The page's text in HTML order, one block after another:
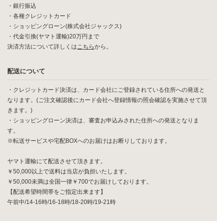
・銀行振込
・各種クレジットカード
・ショッピングローン(株式会社ジャックス)
・代金引換(ヤマト運輸)20万円まで
決済方法について詳しくはこちらから。
配送について
・クレジットカード決済は、カード会社にご登録されている住所への発送と
なります。(ご注文確認後にカード会社へ登録情報の照会確認を実施させて頂
きます。)
・ショッピングローン決済は、審査お申込みされた住所への発送となりま
す。
※転送サービスや宅配BOXへのお届けはお断りしております。
ヤマト運輸にて配送させて頂きます。
￥50,000以上で送料は当店が負担いたします。
￥50,000未満は全国一律￥700でお届けしております。
【配送希望時間帯をご指定出来ます】
午前中/14-16時/16-18時/18-20時/19-21時